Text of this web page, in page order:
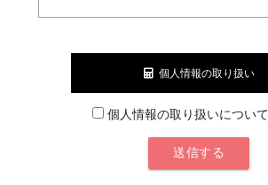
個人情報の取り扱い
個人情報の取り扱いについ